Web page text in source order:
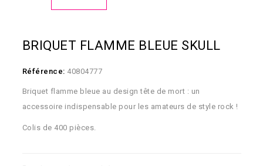
BRIQUET FLAMME BLEUE SKULL
Référence: 40804777
Briquet flamme bleue au design tête de mort : un
accessoire indispensable pour les amateurs de style rock !
Colis de 400 pièces.